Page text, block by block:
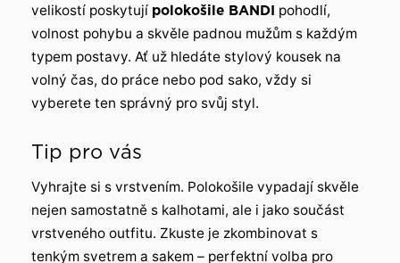
velikostí poskytují polokošile BANDI pohodlí,
volnost pohybu a skvěle padnou mužům s každým
typem postavy. Ať už hledáte stylový kousek na
volný čas, do práce nebo pod sako, vždy si
vyberete ten správný pro svůj styl.
Tip pro vás
Vyhrajte si s vrstvením. Polokošile vypadají skvěle
nejen samostatně s kalhotami, ale i jako součást
vrstveného outfitu. Zkuste je zkombinovat s
tenkým svetrem a sakem – perfektní volba pro